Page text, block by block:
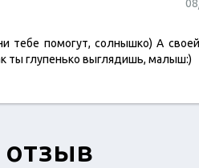
тебе помогут, солнышко) А
ты глупенько выглядишь, малыш:)
отзыв